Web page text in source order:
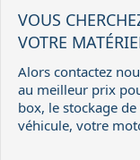
VOUS
VOTRE
Alors contactez
au meilleur prix
box, le stockage
véhicule, votre